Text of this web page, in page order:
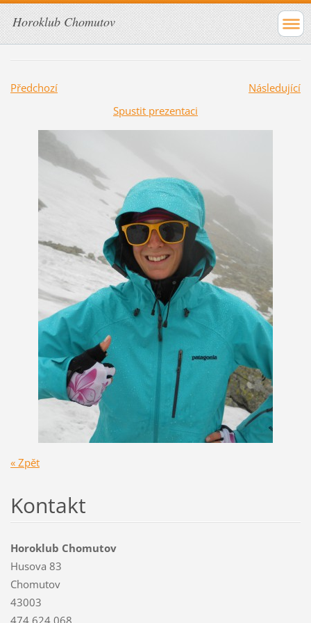
Horoklub Chomutov
Předchozí
Následující
Spustit prezentaci
« Zpět
Kontakt
Horoklub Chomutov
Husova 83
Chomutov
43003
474 624 068